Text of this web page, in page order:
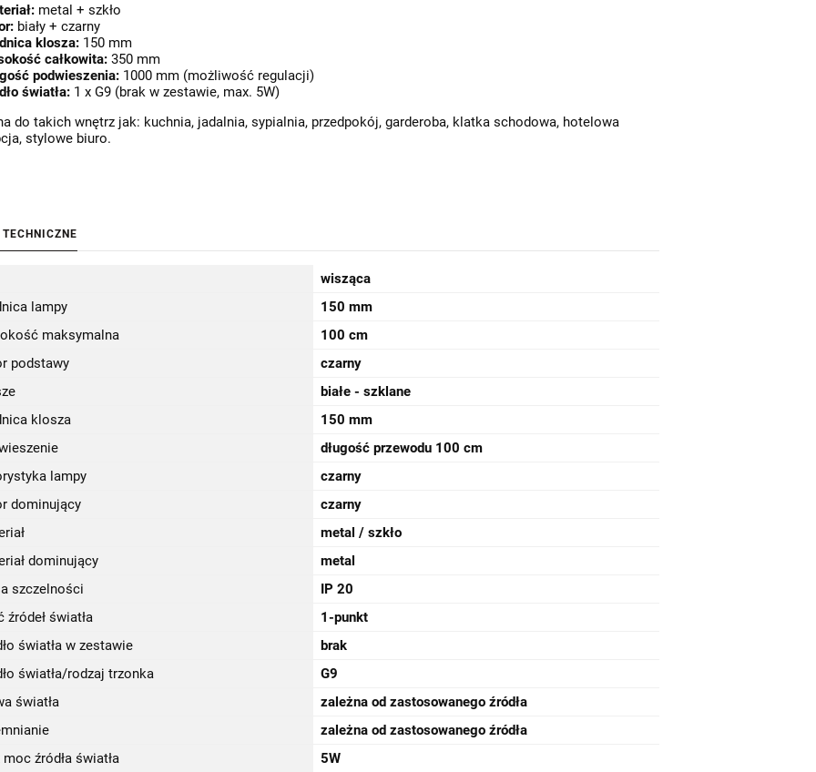
399,00 zł 145,00 zł 539,00 zł 240,00 zł 529,00 zł 256,00 zł
metal + szkło
biały + czarny
klosza: 150 mm
całkowita: 350 mm
podwieszenia: 1000 mm (możliwość regulacji)
światła: 1 x G9 (brak w zestawie, max. 5W)
do takich wnętrz jak: kuchnia, jadalnia, sypialnia, przedpokój, garderoba, klatka schodowa, hotelowa
stylowe biuro.
wisząca
lampy
150 mm
maksymalna
100 cm
podstawy
czarny
białe - szklane
klosza
150 mm
długość przewodu 100 cm
lampy
czarny
dominujący
czarny
metal / szkło
dominujący
metal
szczelności
IP 20
źródeł światła
1-punkt
światła w zestawie
brak
światła/rodzaj trzonka
G9
światła
zależna od zastosowanego źródła
zależna od zastosowanego źródła
moc źródła światła
5W